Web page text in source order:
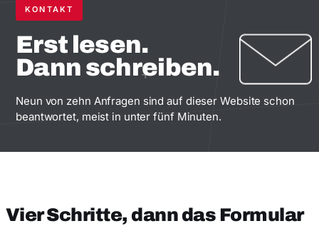
+
KONTAKT
Erst lesen.
Dann schreiben.
Neun von zehn Anfragen sind auf dieser Website schon
beantwortet, meist in unter fünf Minuten.
Vier Schritte, dann das Formular